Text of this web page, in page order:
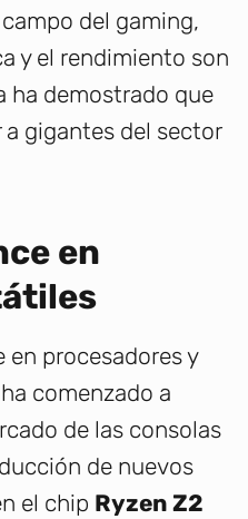
del gaming,
y el rendimiento son
ha demostrado que
gigantes del sector
en
en procesadores y
comenzado a
de las consolas
de nuevos
el chip Ryzen Z2